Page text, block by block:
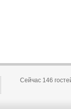
Сейчас 146